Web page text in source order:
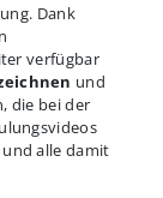
Dank
verfügbar
und
die bei der
alle damit